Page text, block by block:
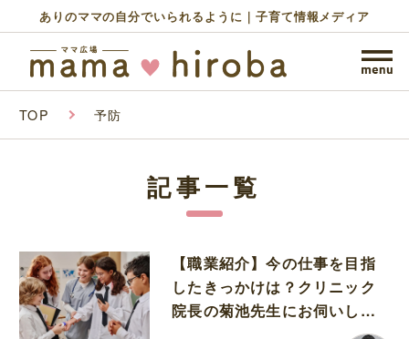
ありのママの自分でいられるように｜子育て情報メディア
TOP 予防
記事一覧
【職業紹介】今の仕事を目指
したきっかけは？クリニック
院長の菊池先生にお伺いしま